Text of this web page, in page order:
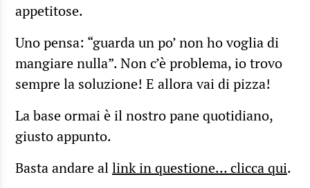
appetitose.
Uno pensa: “guarda un po’ non ho voglia di
mangiare nulla”. Non c’è problema, io trovo
sempre la soluzione! E allora vai di pizza!
La base ormai è il nostro pane quotidiano,
giusto appunto.
Basta andare allink in questione… clicca qui.